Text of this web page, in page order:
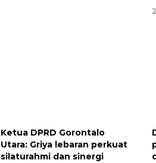
Ketua DPRD Gorontalo
Utara: Griya lebaran perkuat
silaturahmi dan sinergi
2026-08-06